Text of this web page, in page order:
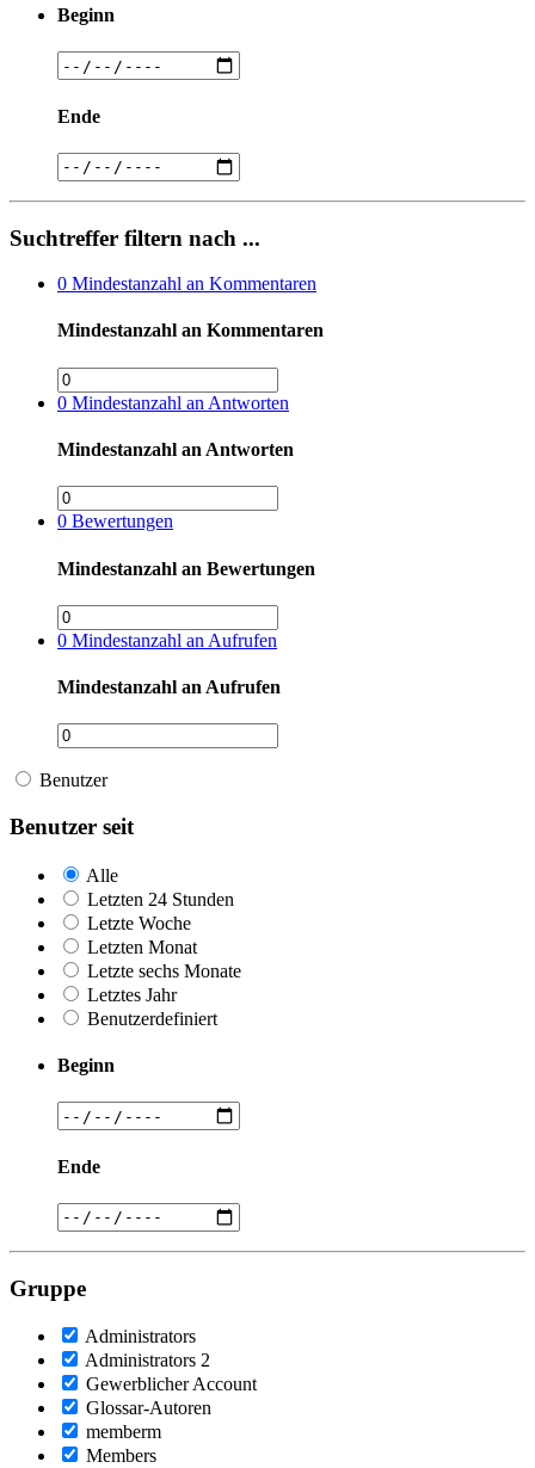
Beginn
Ende
Suchtreffer filtern nach ...
0 Mindestanzahl an Kommentaren
Mindestanzahl an Kommentaren
0 Mindestanzahl an Antworten
Mindestanzahl an Antworten
0 Bewertungen
Mindestanzahl an Bewertungen
0 Mindestanzahl an Aufrufen
Mindestanzahl an Aufrufen
Benutzer
Benutzer seit
Alle
Letzten 24 Stunden
Letzte Woche
Letzten Monat
Letzte sechs Monate
Letztes Jahr
Benutzerdefiniert
Beginn
Ende
Gruppe
Administrators
Administrators 2
Gewerblicher Account
Glossar-Autoren
memberm
Members